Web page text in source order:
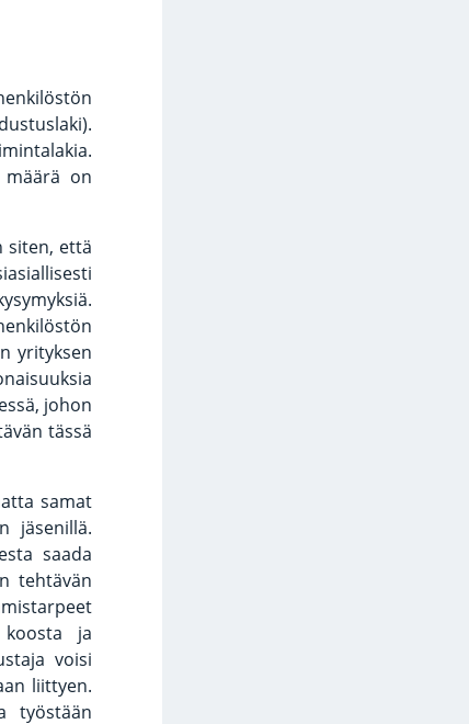
määrä on
siten, että
yrityksen
johon
tässä
samat
jäsenillä.
saada
tehtävän
ja
voisi
liittyen.
työstään